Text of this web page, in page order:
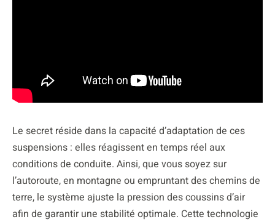
Le secret réside dans la capacité d’adaptation de ces
suspensions : elles réagissent en temps réel aux
conditions de conduite. Ainsi, que vous soyez sur
l’autoroute, en montagne ou empruntant des chemins de
terre, le système ajuste la pression des coussins d’air
afin de garantir une stabilité optimale. Cette technologie